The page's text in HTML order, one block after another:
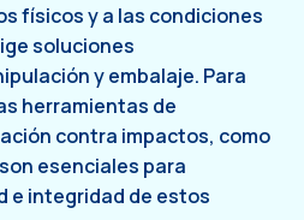
físicos y a las condiciones
soluciones
y embalaje. Para
herramientas de
contra impactos, como
esenciales para
e integridad de estos